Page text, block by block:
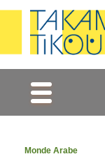
Monde Arabe